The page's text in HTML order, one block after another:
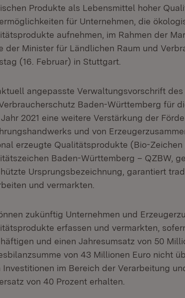
Produkte als Lebensmittel hoher
für Unternehmen, die
aufnehmen, im Rahmen der
der Minister für Ländlichen Raum und
(16. Februar) in Stuttgart.
angepasste Verwaltungsvorschrift
Baden-Württemberg für
2021 eine weitere Verstärkung der
und von
erzeugte Qualitätsprodukte (Bio-Zeichen
Baden-Württemberg – QZBW,
Ursprungsbezeichnung, garantiert
und vermarkten.
zukünftig Unternehmen und
erfassen und vermarkten,
und einen Jahresumsatz von 50
von 43 Millionen Euro nicht
Investitionen im Bereich der Verarbeitung
von 40 Prozent erhalten.